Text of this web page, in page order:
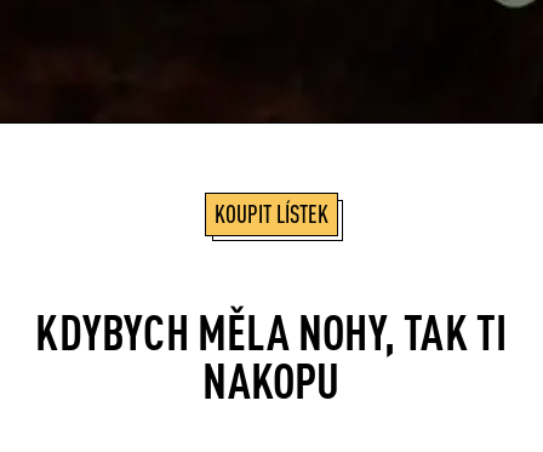
KOUPIT LÍSTEK
KDYBYCH MĚLA NOHY, TAK TI
NAKOPU